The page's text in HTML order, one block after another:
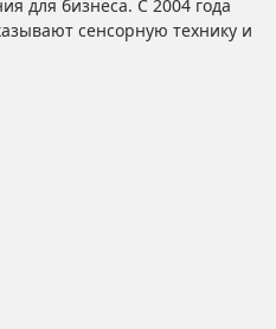
для бизнеса. С 2004 года
сенсорную технику и